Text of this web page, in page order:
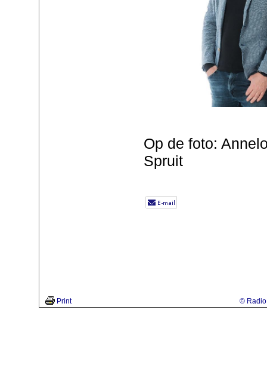
Op de foto:
Spruit
Print © Radio